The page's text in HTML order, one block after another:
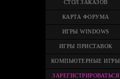
СТОЛ ЗАКАЗОВ
КАРТА ФОРУМА
ИГРЫ WINDOWS
ИГРЫ ПРИСТАВОК
КОМПЬЮТЕРНЫЕ ИГРЫ
ЗАРЕГИСТРИРОВАТЬСЯ